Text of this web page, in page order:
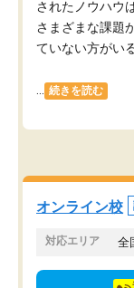
されたノウハウ
さまざまな課題
ていない方がい
続きを読む
オンライン校
対応エリア 全